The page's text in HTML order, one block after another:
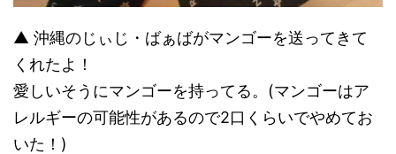
▲ 沖縄のじぃじ・ばぁばがマンゴーを送ってきて
くれたよ！
愛しいそうにマンゴーを持ってる。(マンゴーはア
レルギーの可能性があるので2口くらいでやめてお
いた！)